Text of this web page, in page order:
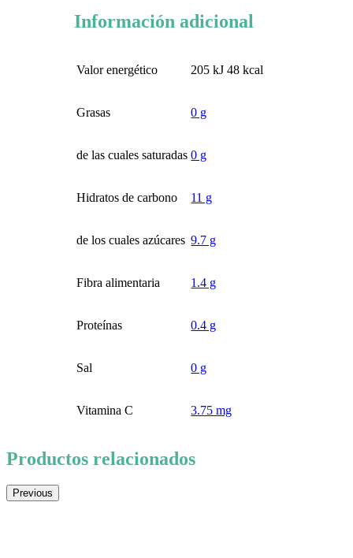
Información adicional
Valor energético 205 kJ 48 kcal
Grasas 0 g
de las cuales saturadas 0 g
Hidratos de carbono 11 g
de los cuales azúcares 9.7 g
Fibra alimentaria 1.4 g
Proteínas 0.4 g
Sal 0 g
Vitamina C 3.75 mg
Productos relacionados
Previous